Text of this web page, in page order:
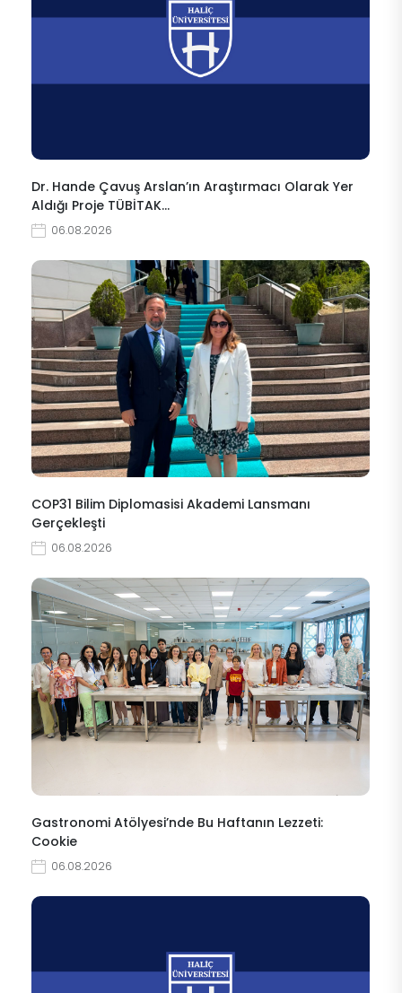
Dr. Hande Çavuş Arslan’ın Araştırmacı Olarak Yer
Aldığı Proje TÜBİTAK…
06.08.2026
COP31 Bilim Diplomasisi Akademi Lansmanı
Gerçekleşti
06.08.2026
Gastronomi Atölyesi’nde Bu Haftanın Lezzeti:
Cookie
06.08.2026